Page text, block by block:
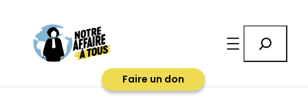
contenu
Faire un don